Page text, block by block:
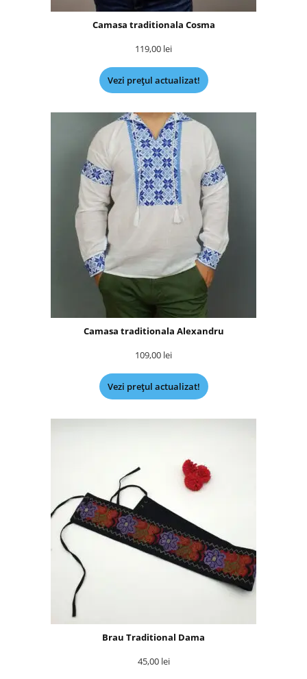
Camasa traditionala Cosma
119,00 lei
Vezi prețul actualizat!
Camasa traditionala Alexandru
109,00 lei
Vezi prețul actualizat!
Brau Traditional Dama
45,00 lei